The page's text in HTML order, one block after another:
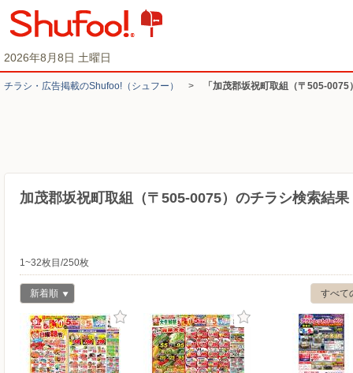
2026年8月8日 土曜日
チラシ・​広告掲載の​Shufoo!​（シュフー） > 「加茂郡坂祝町取組（〒505-
加茂郡坂祝町取組（〒505-0075）のチラシ検索結果
1~32枚目/250枚
すべて
新着順